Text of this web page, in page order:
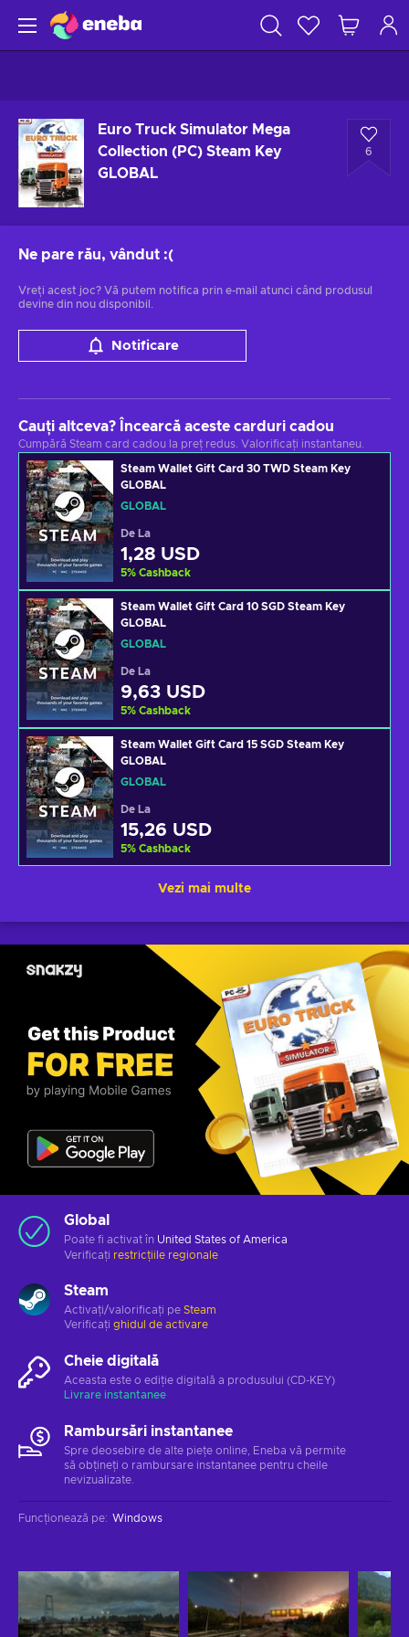
Euro Truck Simulator Mega
Collection (PC) Steam Key
GLOBAL
6
Ne pare rău, vândut :(
Vreți acest joc? Vă putem notifica prin e-mail atunci când produsul
devine din nou disponibil.
Notificare
Cauți altceva? Încearcă aceste carduri cadou
Cumpără Steam card cadou la preț redus. Valorificați instantaneu.
Steam Wallet Gift Card 30 TWD Steam Key
GLOBAL
GLOBAL
De La
1,28 USD
5% Cashback
Steam Wallet Gift Card 10 SGD Steam Key
GLOBAL
GLOBAL
De La
9,63 USD
5% Cashback
Steam Wallet Gift Card 15 SGD Steam Key
GLOBAL
GLOBAL
De La
15,26 USD
5% Cashback
Vezi mai multe
Global
Poate fi activat în United States of America
Verificați restricțiile regionale
Steam
Activați/valorificați pe Steam
Verificați ghidul de activare
Cheie digitală
Aceasta este o ediție digitală a produsului (CD-KEY)
Livrare instantanee
Rambursări instantanee
Spre deosebire de alte piețe online, Eneba vă permite
să obțineți o rambursare instantanee pentru cheile
nevizualizate.
Funcționează pe: Windows